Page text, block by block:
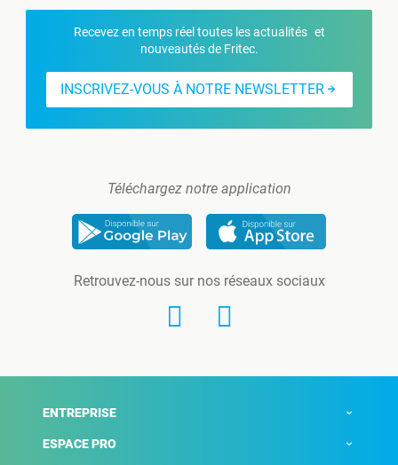
Recevez en temps réel toutes les actualités et
nouveautés de Fritec.
INSCRIVEZ-VOUS À NOTRE NEWSLETTER
Téléchargez notre application
Retrouvez-nous sur nos réseaux sociaux
ENTREPRISE
ESPACE PRO